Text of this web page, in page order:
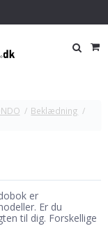
/ Beklædning /
er
Er du
til dig. Forskellige